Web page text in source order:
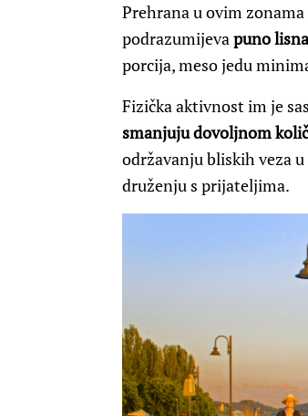
Prehrana u ovim
podrazumijevapuno
porcija, meso jedu
Fizička aktivnost im je
smanjuju dovoljnom
održavanju bliskih veza
druženju s prijateljima.